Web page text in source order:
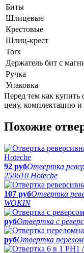
Биты
Шлицевые
Крестовые
Шлиц-крест
Torx
Держатель бит с
Ручка
Упаковка
Перед тем как купить
цену, комплектацию и
Похожие
92 рубОтвертка
250610 Hoteche
107 рубОтвертка
WOKIN
рубОтвертка с
рубОтвертка